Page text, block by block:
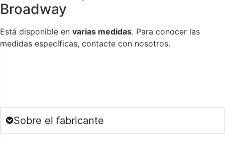
Broadway
Está disponible en varias medidas. Para conocer las
medidas específicas, contacte con nosotros.
Sobre el fabricante